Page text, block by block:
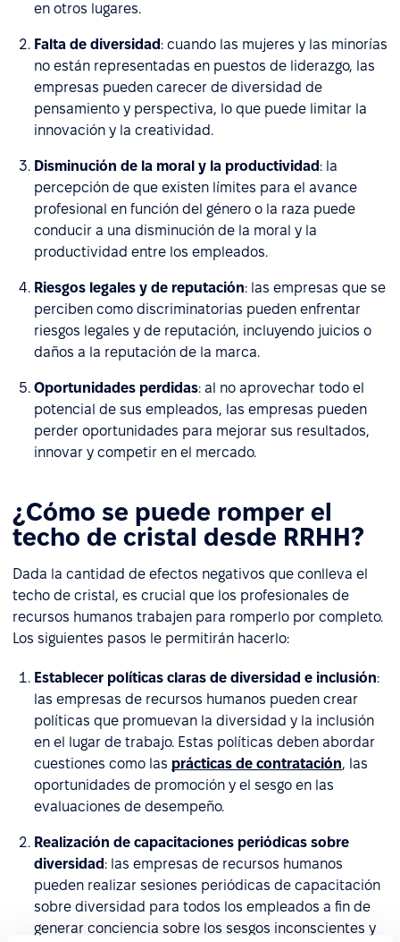
en otros lugares.
Falta de diversidad : cuando las mujeres y las minorías
no están representadas en puestos de liderazgo, las
empresas pueden carecer de diversidad de
pensamiento y perspectiva, lo que puede limitar la
innovación y la creatividad.
Disminución de la moral y la productividad : la
percepción de que existen límites para el avance
profesional en función del género o la raza puede
conducir a una disminución de la moral y la
productividad entre los empleados.
Riesgos legales y de reputación: las empresas que se
perciben como discriminatorias pueden enfrentar
riesgos legales y de reputación, incluyendo juicios o
daños a la reputación de la marca.
Oportunidades perdidas: al no aprovechar todo el
potencial de sus empleados, las empresas pueden
perder oportunidades para mejorar sus resultados,
innovar y competir en el mercado.
¿Cómo se puede romper el
techo de cristal desde RRHH?
Dada la cantidad de efectos negativos que conlleva el
techo de cristal, es crucial que los profesionales de
recursos humanos trabajen para romperlo por completo.
Los siguientes pasos le permitirán hacerlo:
Establecer políticas claras de diversidad e inclusión:
las empresas de recursos humanos pueden crear
políticas que promuevan la diversidad y la inclusión
en el lugar de trabajo. Estas políticas deben abordar
cuestiones como las prácticas de contratación, las
oportunidades de promoción y el sesgo en las
evaluaciones de desempeño.
Realización de capacitaciones periódicas sobre
diversidad : las empresas de recursos humanos
pueden realizar sesiones periódicas de capacitación
sobre diversidad para todos los empleados a fin de
generar conciencia sobre los sesgos inconscientes y